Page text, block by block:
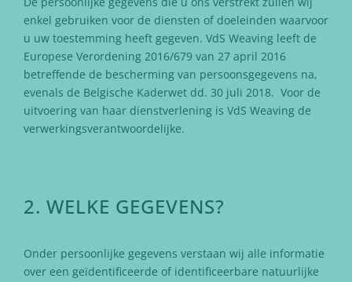
enkel gebruiken voor de diensten of doeleinden waarvoor
u uw toestemming heeft gegeven. VdS Weaving leeft de
Europese Verordening 2016/679 van 27 april 2016
betreffende de bescherming van persoonsgegevens na,
evenals de Belgische Kaderwet dd. 30 juli 2018. Voor de
uitvoering van haar dienstverlening is VdS Weaving de
verwerkingsverantwoordelijke.
2. WELKE GEGEVENS?
Onder persoonlijke gegevens verstaan wij alle informatie
over een geïdentificeerde of identificeerbare natuurlijke